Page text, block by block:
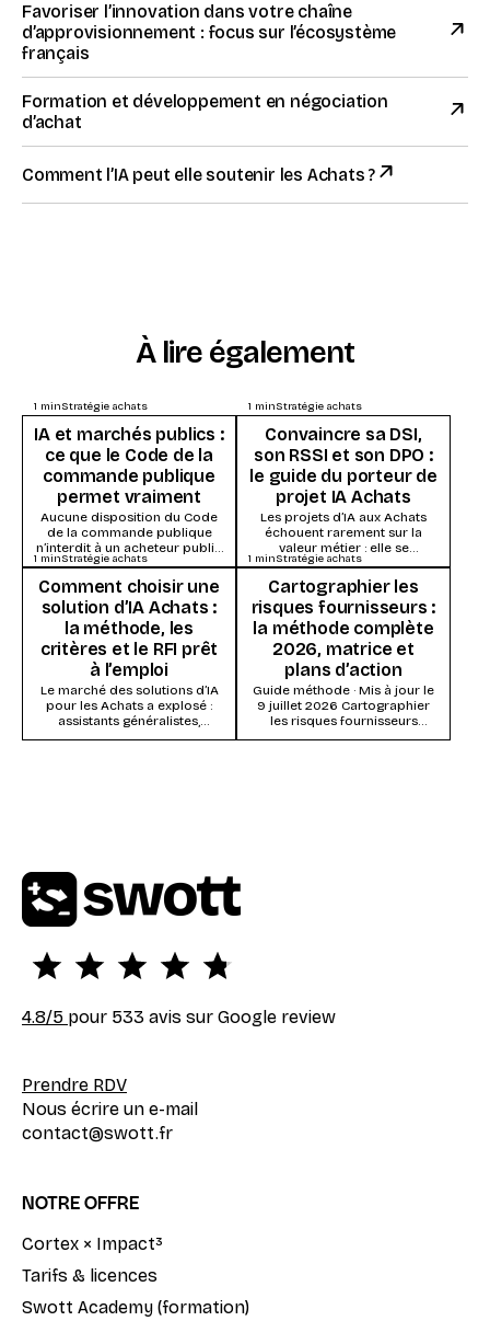
Favoriser l’innovation dans votre chaîne
d’approvisionnement : focus sur l’écosystème
français
Formation et développement en négociation
d’achat
Comment l’IA peut elle soutenir les Achats ?
À lire également
1 minStratégie achats
IA et marchés publics :
ce que le Code de la
commande publique
permet vraiment
Aucune disposition du Code
de la commande publique
n’interdit à un acheteur public
d’utiliser l’intelligence
artificielle. Ce qui s’impose,
ce...
1 minStratégie achats
Convaincre sa DSI,
son RSSI et son DPO :
le guide du porteur de
projet IA Achats
Les projets d’IA aux Achats
échouent rarement sur la
valeur métier : elle se
démontre vite. Ils s’enlisent
dans la...
1 minStratégie achats
Comment choisir une
solution d’IA Achats :
la méthode, les
critères et le RFI prêt
à l’emploi
Le marché des solutions d’IA
pour les Achats a explosé :
assistants généralistes,
modules IA des suites Source-
1 minStratégie achats
Cartographier les
risques fournisseurs :
la méthode complète
2026, matrice et
plans d’action
Guide méthode · Mis à jour le
9 juillet 2026 Cartographier
les risques fournisseurs
consiste à évaluer chaque
4.8/5 pour 533 avis sur Google review
Prendre RDV
Nous écrire un e-mail
contact@swott.fr
NOTRE OFFRE
Cortex × Impact³
Tarifs & licences
Swott Academy (formation)